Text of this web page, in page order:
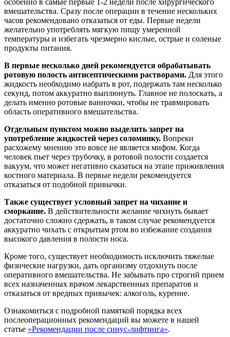
особенно в самые первые 1-2 недели после хирургического
вмешательства. Сразу после операции в течение нескольких
часов рекомендовано отказаться от еды. Первые недели
желательно употреблять мягкую пищу умеренной
температуры и избегать чрезмерно кислые, острые и соленые
продукты питания.
В первые несколько дней рекомендуется обрабатывать
ротовую полость антисептическими растворами. Для этого
жидкость необходимо набрать в рот, подержать там несколько
секунд, потом аккуратно выплюнуть. Главное не полоскать, а
делать именно ротовые ванночки, чтобы не травмировать
область оперативного вмешательства.
Отдельным пунктом можно выделить запрет на
употребление жидкостей через соломинку. Вопреки
расхожему мнению это вовсе не является мифом. Когда
человек пьет через трубочку, в ротовой полости создается
вакуум, что может негативно сказаться на этапе приживления
костного материала. В первые недели рекомендуется
отказаться от подобной привычки.
Также существует условный запрет на чихание и
сморкание. В действительности желание чихнуть бывает
достаточно сложно сдержать, в таком случае рекомендуется
аккуратно чихать с открытым ртом во избежание создания
высокого давления в полости носа.
Кроме того, существует необходимость исключить тяжелые
физические нагрузки, дать организму отдохнуть после
оперативного вмешательства. Не забывать про строгий прием
всех назначенных врачом лекарственных препаратов и
отказаться от вредных привычек: алкоголь, курение.
Ознакомиться с подробной памяткой порядка всех
послеоперационных рекомендаций вы можете в нашей
статье «Рекомендации после синус-лифтинга».